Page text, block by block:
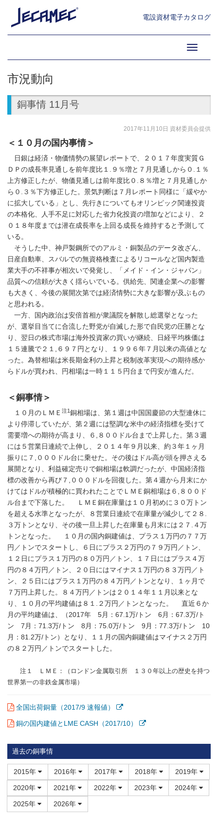
電設資材電子カタログ
Toggle
市況動向
銅事情 11月号
2017年11月10日 資材委員会提供
＜１０月の国内事情＞
日銀は経済・物価情勢の展望レポートで、２０１７年度実質Ｇ
ＤＰの成長率見通しを前年度比１.９％増と７月見通しから０.１％
上方修正したが、物価見通しは前年度比０.８％増と７月見通しか
ら０.３％下方修正した。景気判断は７月レポート同様に「緩やか
に拡大している」とし、先行きについてもオリンピック関連投資
の本格化、人手不足に対応した省力化投資の増加などにより、２
０１８年度までは潜在成長率を上回る成長を維持すると予測して
いる。
そうした中、神戸製鋼所でのアルミ・銅製品のデータ改ざん、
日産自動車、スバルでの無資格検査によるリコールなど国内製造
業大手の不祥事が相次いで発覚し、「メイド・イン・ジャパン」
品質への信頼が大きく揺らいでいる。供給先、関連企業への影響
も大きく、今後の展開次第では経済情勢に大きな影響が及ぶもの
と思われる。
一方、国内政治は安倍首相が衆議院を解散し総選挙となった
が、選挙目当てに合流した野党が自滅した形で自民党の圧勝とな
り、翌日の株式市場は海外投資家の買いが継続、日経平均株価は
１５連騰で２１,６９７円となり、１９９６年７月以来の高値とな
った。為替相場は米長期金利の上昇と税制改革実現への期待感か
らドルが買われ、円相場は一時１１５円台まで円安が進んだ。
＜銅事情＞
１０月のＬＭＥ 注1銅相場は、第１週は中国国慶節の大型連休に
より停滞していたが、第２週には堅調な米中の経済指標を受けて
需要増への期待が高まり、６,８００ドル台まで上昇した。第３週
には５営業日連続で上伸し、２０１４年９月以来、約３年１ヶ月
振りに７,０００ドル台に乗せた。その後はドル高が頭を押さえる
展開となり、利益確定売りで銅相場は軟調だったが、中国経済指
標の改善から再び７,０００ドルを回復した。第４週から月末にか
けてはドルが積極的に買われたことでＬＭＥ銅相場は６,８００ド
ル台まで下落した。 ＬＭＥ銅在庫量は１０月初めに３０万トン
を超える水準となったが、８営業日連続で在庫量が減少して２８.
３万トンとなり、その後一旦上昇した在庫量も月末には２７.４万
トンとなった。 １０月の国内銅建値は、プラス１万円の７７万
円／トンでスタートし、６日にプラス２万円の７９万円／トン、
１２日にプラス１万円の８０万円／トン、１７日にはプラス４万
円の８４万円／トン、２０日にはマイナス１万円の８３万円／ト
ン、２５日にはプラス１万円の８４万円／トンとなり、１ヶ月で
７万円上昇した。８４万円／トンは２０１４年１１月以来とな
り、１０月の平均建値は８１.２万円／トンとなった。 直近６か
月の平均建値は、（2017年 5月：67.1万/トン 6月：67.3万/ト
ン 7月：71.3万/トン 8月：75.0万/トン 9月：77.3万/トン 10
月：81.2万/トン）となり、１１月の国内銅建値はマイナス２万円
の８２万円／トンでスタートした。
注１ ＬＭＥ：（ロンドン金属取引所 １３０年以上の歴史を持つ
世界第一の非鉄金属市場）
全国出荷銅量（2017/9 速報値）
銅の国内建値とLME CASH（2017/10）
過去の銅事情
2015年 2016年 2017年 2018年 2019年
2020年 2021年 2022年 2023年 2024年
2025年 2026年